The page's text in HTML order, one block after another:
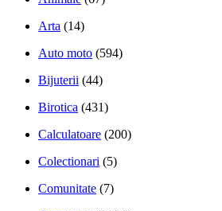
Arta (14)
Auto moto (594)
Bijuterii (44)
Birotica (431)
Calculatoare (200)
Colectionari (5)
Comunitate (7)